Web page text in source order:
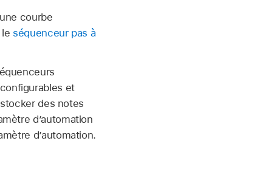
courbe
séquenceur pas à
et
des notes
d’automation
d’automation.